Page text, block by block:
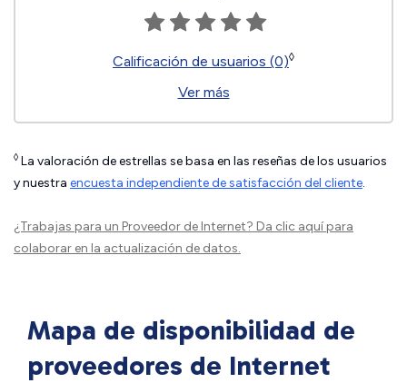
Calificación de usuarios (0)◊
Ver más
◊ La valoración de estrellas se basa en las reseñas de los usuarios
y nuestra encuesta independiente de satisfacción del cliente.
¿Trabajas para un Proveedor de Internet? Da clic aquípara
colaborar en la actualización de datos.
Mapa de disponibilidad de
proveedores de Internet